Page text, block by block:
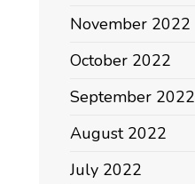
November 2022
October 2022
September 2022
August 2022
July 2022